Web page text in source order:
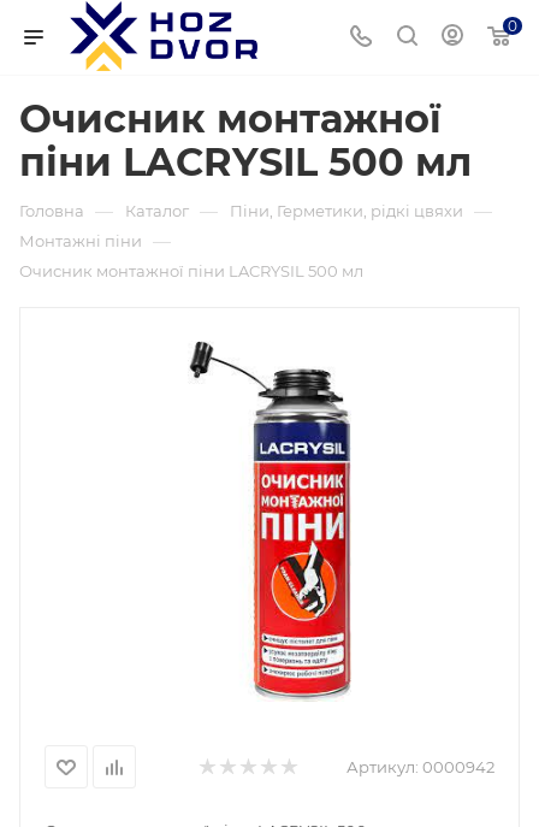
0
Очисник монтажної
піни LACRYSIL 500 мл
Головна — Каталог — Піни, Герметики, рідкі цвяхи —
Монтажні піни —
Очисник монтажної піни LACRYSIL 500 мл
Артикул: 0000942